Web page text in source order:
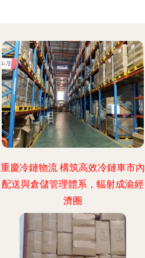
重慶冷鏈物流 構筑高效冷鏈車市內
配送與倉儲管理體系，輻射成渝經
濟圈